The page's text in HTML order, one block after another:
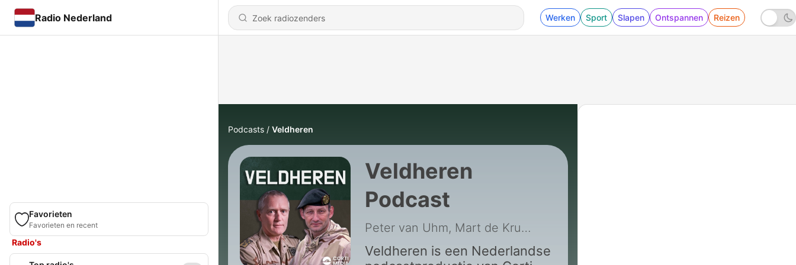
Radio Nederland Werken Sport Slapen Ontspannen Reizen
Favorieten
Favorieten en recent
Radio's
Podcasts Veldheren
Veldheren
Podcast
Peter van Uhm, Mart de Kruif, Jos de Groot / Corti Media
Veldheren is een Nederlandse